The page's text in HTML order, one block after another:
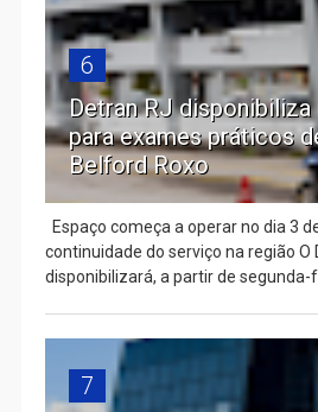
6
Detran RJ disponibiliza
para exames práticos
Belford Roxo
Espaço começa a operar no dia 3
continuidade do serviço na região O
disponibilizará, a partir de segunda-
7